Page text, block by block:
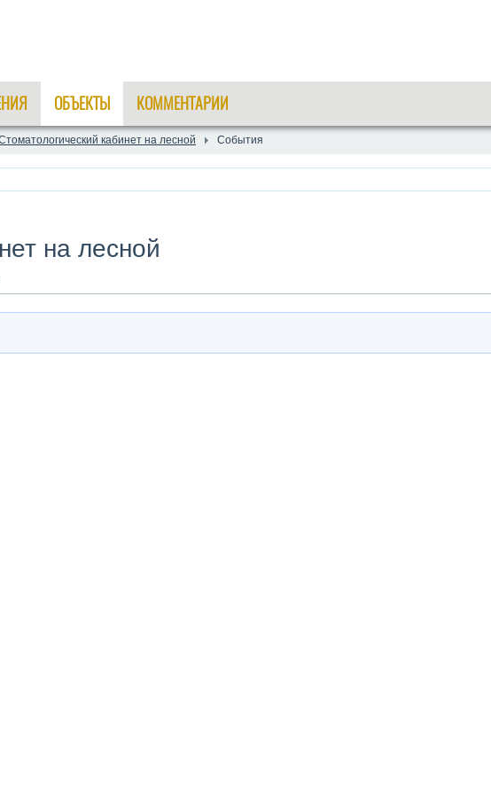
ОБЪЕКТЫ КОММЕНТАРИИ
кабинет на лесной События
на лесной